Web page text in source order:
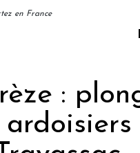
en France
IFTM :
: